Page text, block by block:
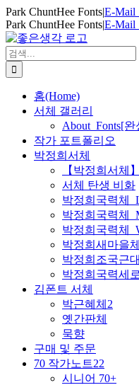
Skip
to
content
Park ChuntHee Fonts|E-Mail
Park ChuntHee Fonts|E-Mail
검
색
...
홈(Home)
서체 갤러리
About_Fonts[완
작가 포트폴리오
박정희서체
【박정희서체
서체 탄생 비화
박정희국력체
박정희국력체
박정희국력체
박정희새마을
박정희조국근
박정희국력세
김폰트 서체
박근혜체2
옛간판체
묵향
구매 및 주문
70 작가노트22
시니어 70+